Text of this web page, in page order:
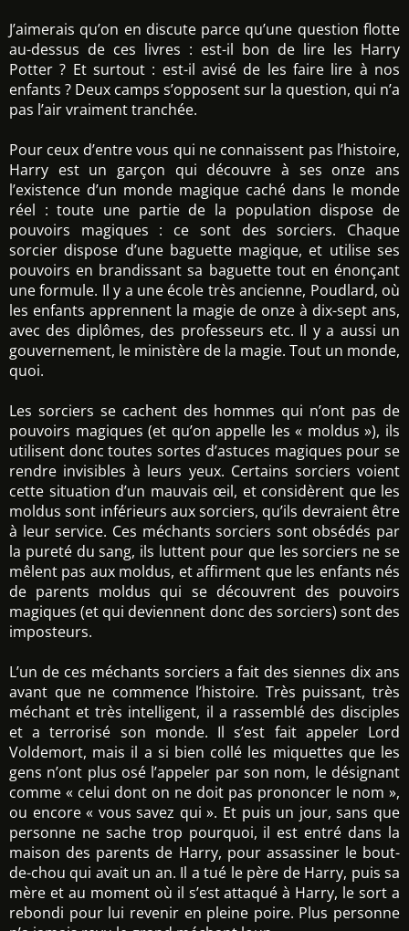
J’aimerais qu’on en discute parce qu’une question flotte
au-dessus de ces livres : est-il bon de lire les Harry
Potter ? Et surtout : est-il avisé de les faire lire à nos
enfants ? Deux camps s’opposent sur la question, qui n’a
pas l’air vraiment tranchée.
Pour ceux d’entre vous qui ne connaissent pas l’histoire,
Harry est un garçon qui découvre à ses onze ans
l’existence d’un monde magique caché dans le monde
réel : toute une partie de la population dispose de
pouvoirs magiques : ce sont des sorciers. Chaque
sorcier dispose d’une baguette magique, et utilise ses
pouvoirs en brandissant sa baguette tout en énonçant
une formule. Il y a une école très ancienne, Poudlard, où
les enfants apprennent la magie de onze à dix-sept ans,
avec des diplômes, des professeurs etc. Il y a aussi un
gouvernement, le ministère de la magie. Tout un monde,
quoi.
Les sorciers se cachent des hommes qui n’ont pas de
pouvoirs magiques (et qu’on appelle les « moldus »), ils
utilisent donc toutes sortes d’astuces magiques pour se
rendre invisibles à leurs yeux. Certains sorciers voient
cette situation d’un mauvais œil, et considèrent que les
moldus sont inférieurs aux sorciers, qu’ils devraient être
à leur service. Ces méchants sorciers sont obsédés par
la pureté du sang, ils luttent pour que les sorciers ne se
mêlent pas aux moldus, et affirment que les enfants nés
de parents moldus qui se découvrent des pouvoirs
magiques (et qui deviennent donc des sorciers) sont des
imposteurs.
L’un de ces méchants sorciers a fait des siennes dix ans
avant que ne commence l’histoire. Très puissant, très
méchant et très intelligent, il a rassemblé des disciples
et a terrorisé son monde. Il s’est fait appeler Lord
Voldemort, mais il a si bien collé les miquettes que les
gens n’ont plus osé l’appeler par son nom, le désignant
comme « celui dont on ne doit pas prononcer le nom »,
ou encore « vous savez qui ». Et puis un jour, sans que
personne ne sache trop pourquoi, il est entré dans la
maison des parents de Harry, pour assassiner le bout-
de-chou qui avait un an. Il a tué le père de Harry, puis sa
mère et au moment où il s’est attaqué à Harry, le sort a
rebondi pour lui revenir en pleine poire. Plus personne